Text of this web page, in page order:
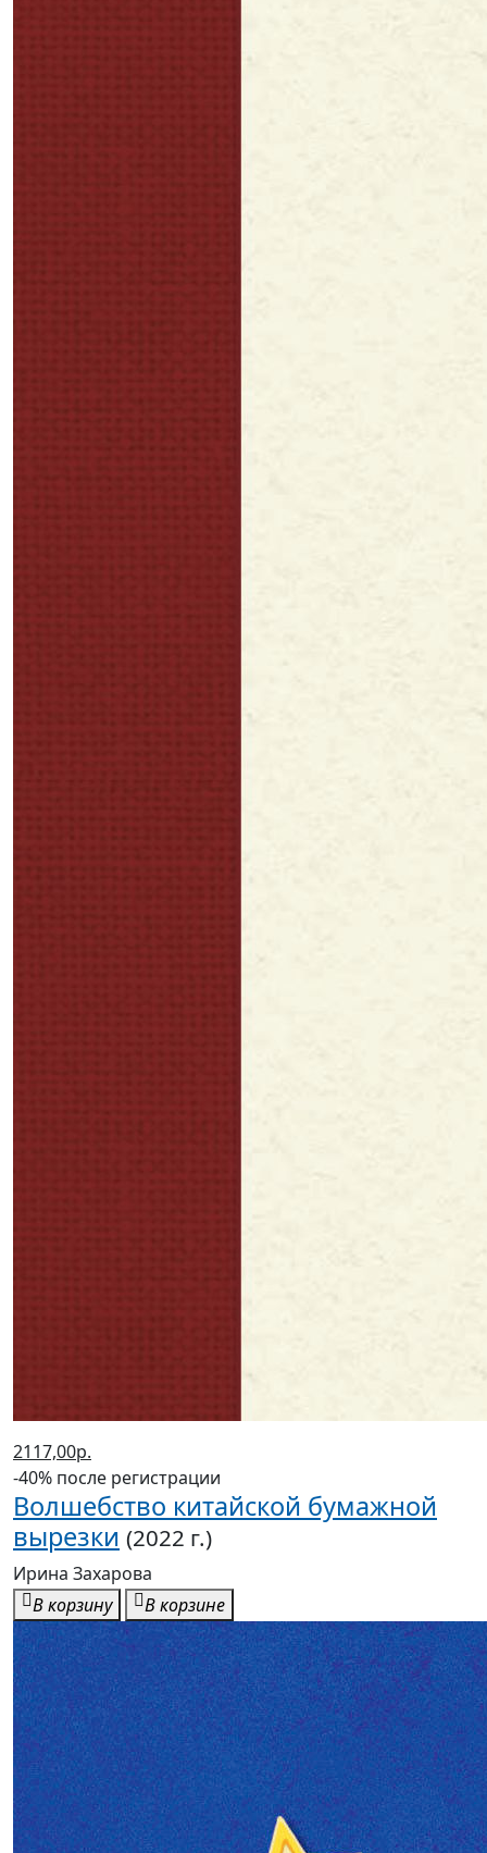
2117,00р.
-40% после регистрации
Волшебство китайской бумажной
вырезки (2022 г.)
Ирина Захарова
В корзину
В корзине